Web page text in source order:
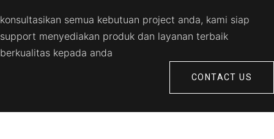
konsultasikan semua kebutuan project anda, kami siap
support menyediakan produk dan layanan terbaik
berkualitas kepada anda
CONTACT US